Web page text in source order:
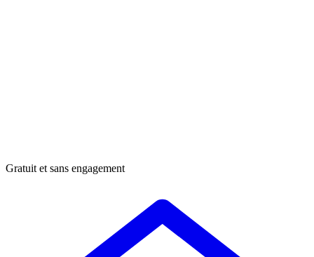
Gratuit et sans engagement